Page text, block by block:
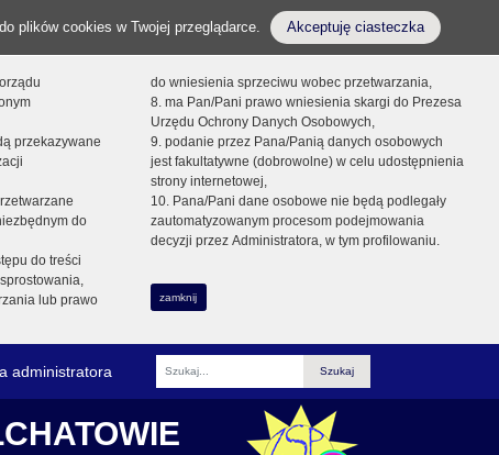
plików cookies w Twojej przeglądarce. Akceptuję ciasteczka
przekazywane
do
do treści
lub prawo
do wniesienia sprzeciwu wobec przetwarzania,
8. ma Pan/Pani prawo wniesienia skargi do Prezesa
Urzędu Ochrony Danych Osobowych,
9. podanie przez Pana/Panią danych osobowych
jest fakultatywne (dobrowolne) w celu udostępnienia
strony internetowej,
10. Pana/Pani dane osobowe nie będą podlegały
zautomatyzowanym procesom podejmowania
decyzji przez Administratora, w tym profilowaniu.
zamknij
administratora
Fraza